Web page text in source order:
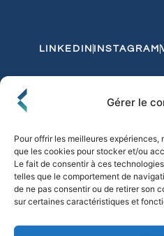
Gérer le
Pour offrir les meilleures
que les cookies pour stocker et/ou
Le fait de consentir à ces
telles que le comportement de
de ne pas consentir ou de retirer son
sur certaines caractéristiques et
LINKEDIN INSTAGRAM
Politique de Confidentialité et de
© 2026 FLO & CO.